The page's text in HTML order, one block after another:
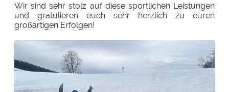
Wir sind sehr stolz auf diese sportlichen Leistungen
und gratulieren euch sehr herzlich zu euren
großartigen Erfolgen!